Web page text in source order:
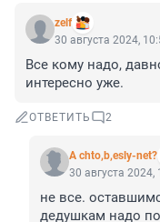
zelf
30 августа 2024,
Все кому надо,
интересно уже.
ОТВЕТИТЬ 2
A chto,b,esly-net?
30 августа 2024,
не все.
дедушкам надо